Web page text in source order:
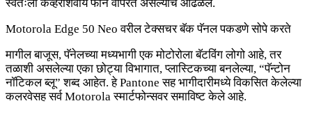
स्वतःला कव्हरशिवाय फोन वापरत असल्याचे आढळले.
Motorola Edge 50 Neo वरील टेक्सचर बॅक पॅनल पकडणे सोपे करते
मागील बाजूस, पॅनेलच्या मध्यभागी एक मोटोरोला बॅटविंग लोगो आहे, तर
तळाशी असलेल्या एका छोट्या विभागात, प्लास्टिकच्या बनलेल्या, “पॅन्टोन
नॉटिकल ब्लू” शब्द आहेत. हे Pantone सह भागीदारीमध्ये विकसित केलेल्या
कलरवेसह सर्व Motorola स्मार्टफोन्सवर समाविष्ट केले आहे.